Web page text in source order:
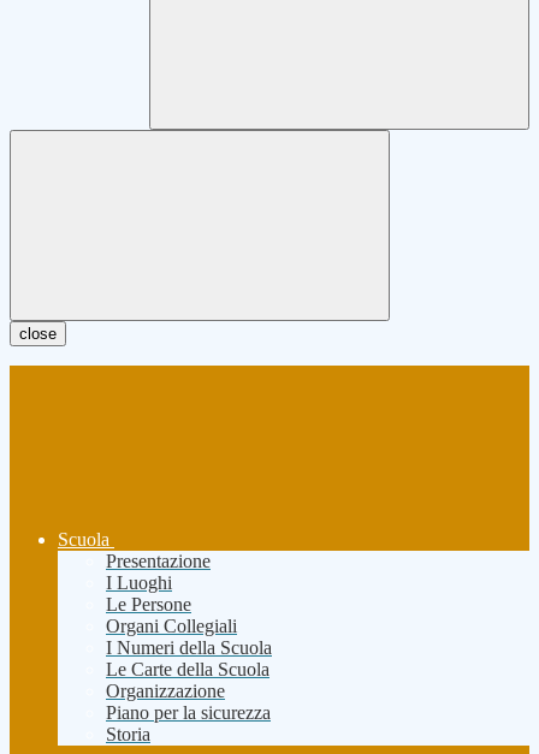
close
Scuola
Presentazione
I Luoghi
Le Persone
Organi Collegiali
I Numeri della Scuola
Le Carte della Scuola
Organizzazione
Piano per la sicurezza
Storia